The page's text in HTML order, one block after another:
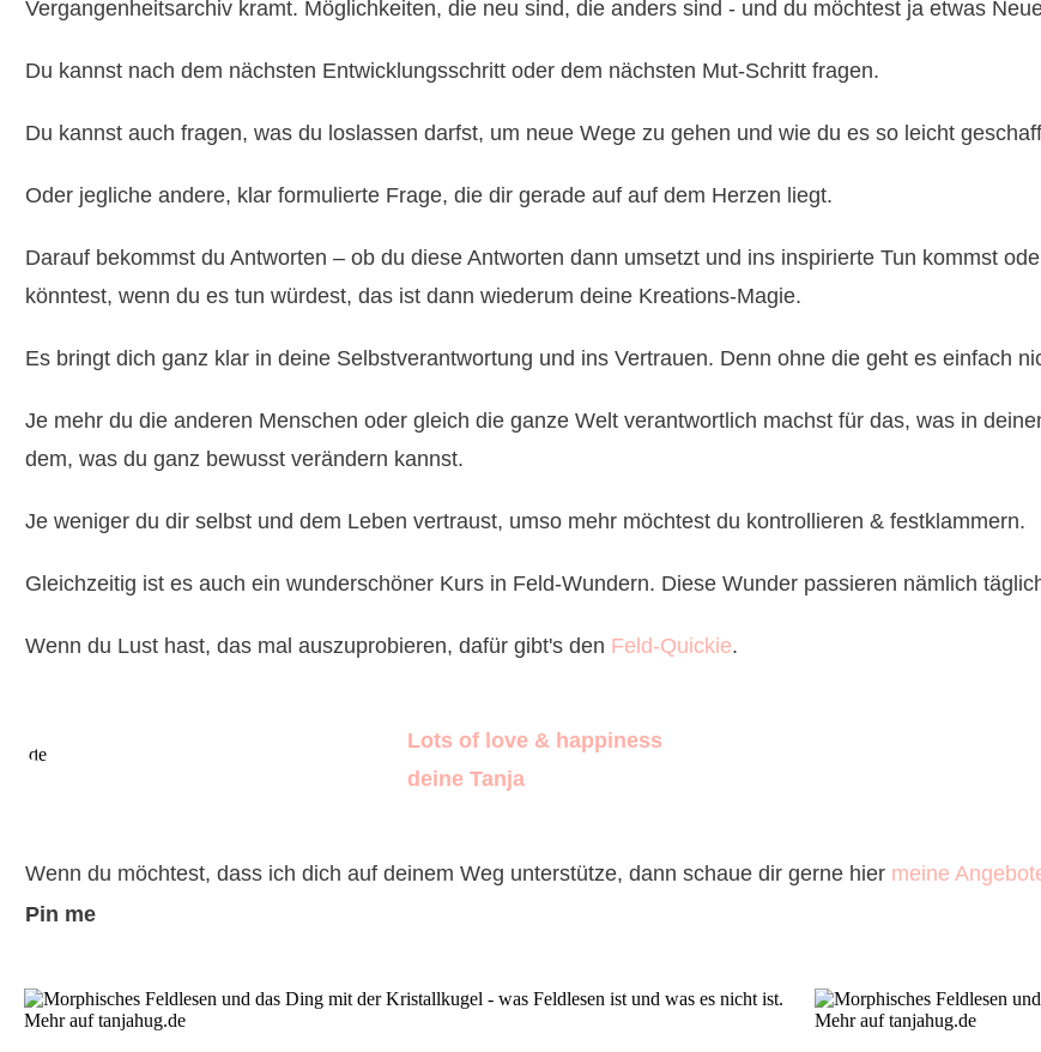
Vergangenheitsarchiv kramt. Möglichkeiten, die neu sind, die anders sind - und du möchtest ja etwas
Du kannst nach dem nächsten Entwicklungsschritt oder dem nächsten Mut-Schritt fragen.
Du kannst auch fragen, was du loslassen darfst, um neue Wege zu gehen und wie du es so leicht
Oder jegliche andere, klar formulierte Frage, die dir gerade auf auf dem Herzen liegt.
Darauf bekommst du Antworten – ob du diese Antworten dann umsetzt und ins inspirierte Tun kommst
könntest, wenn du es tun würdest, das ist dann wiederum deine Kreations-Magie.
Es bringt dich ganz klar in deine Selbstverantwortung und ins Vertrauen. Denn ohne die geht es einfach
Je mehr du die anderen Menschen oder gleich die ganze Welt verantwortlich machst für das, was in
dem, was du ganz bewusst verändern kannst.
Je weniger du dir selbst und dem Leben vertraust, umso mehr möchtest du kontrollieren & festklammern.
Gleichzeitig ist es auch ein wunderschöner Kurs in Feld-Wundern. Diese Wunder passieren nämlich
Wenn du Lust hast, das mal auszuprobieren, dafür gibt's den Feld-Quickie.
Lots of love & happiness
deine Tanja
Wenn du möchtest, dass ich dich auf deinem Weg unterstütze, dann schaue dir gerne hier meine
Pin me